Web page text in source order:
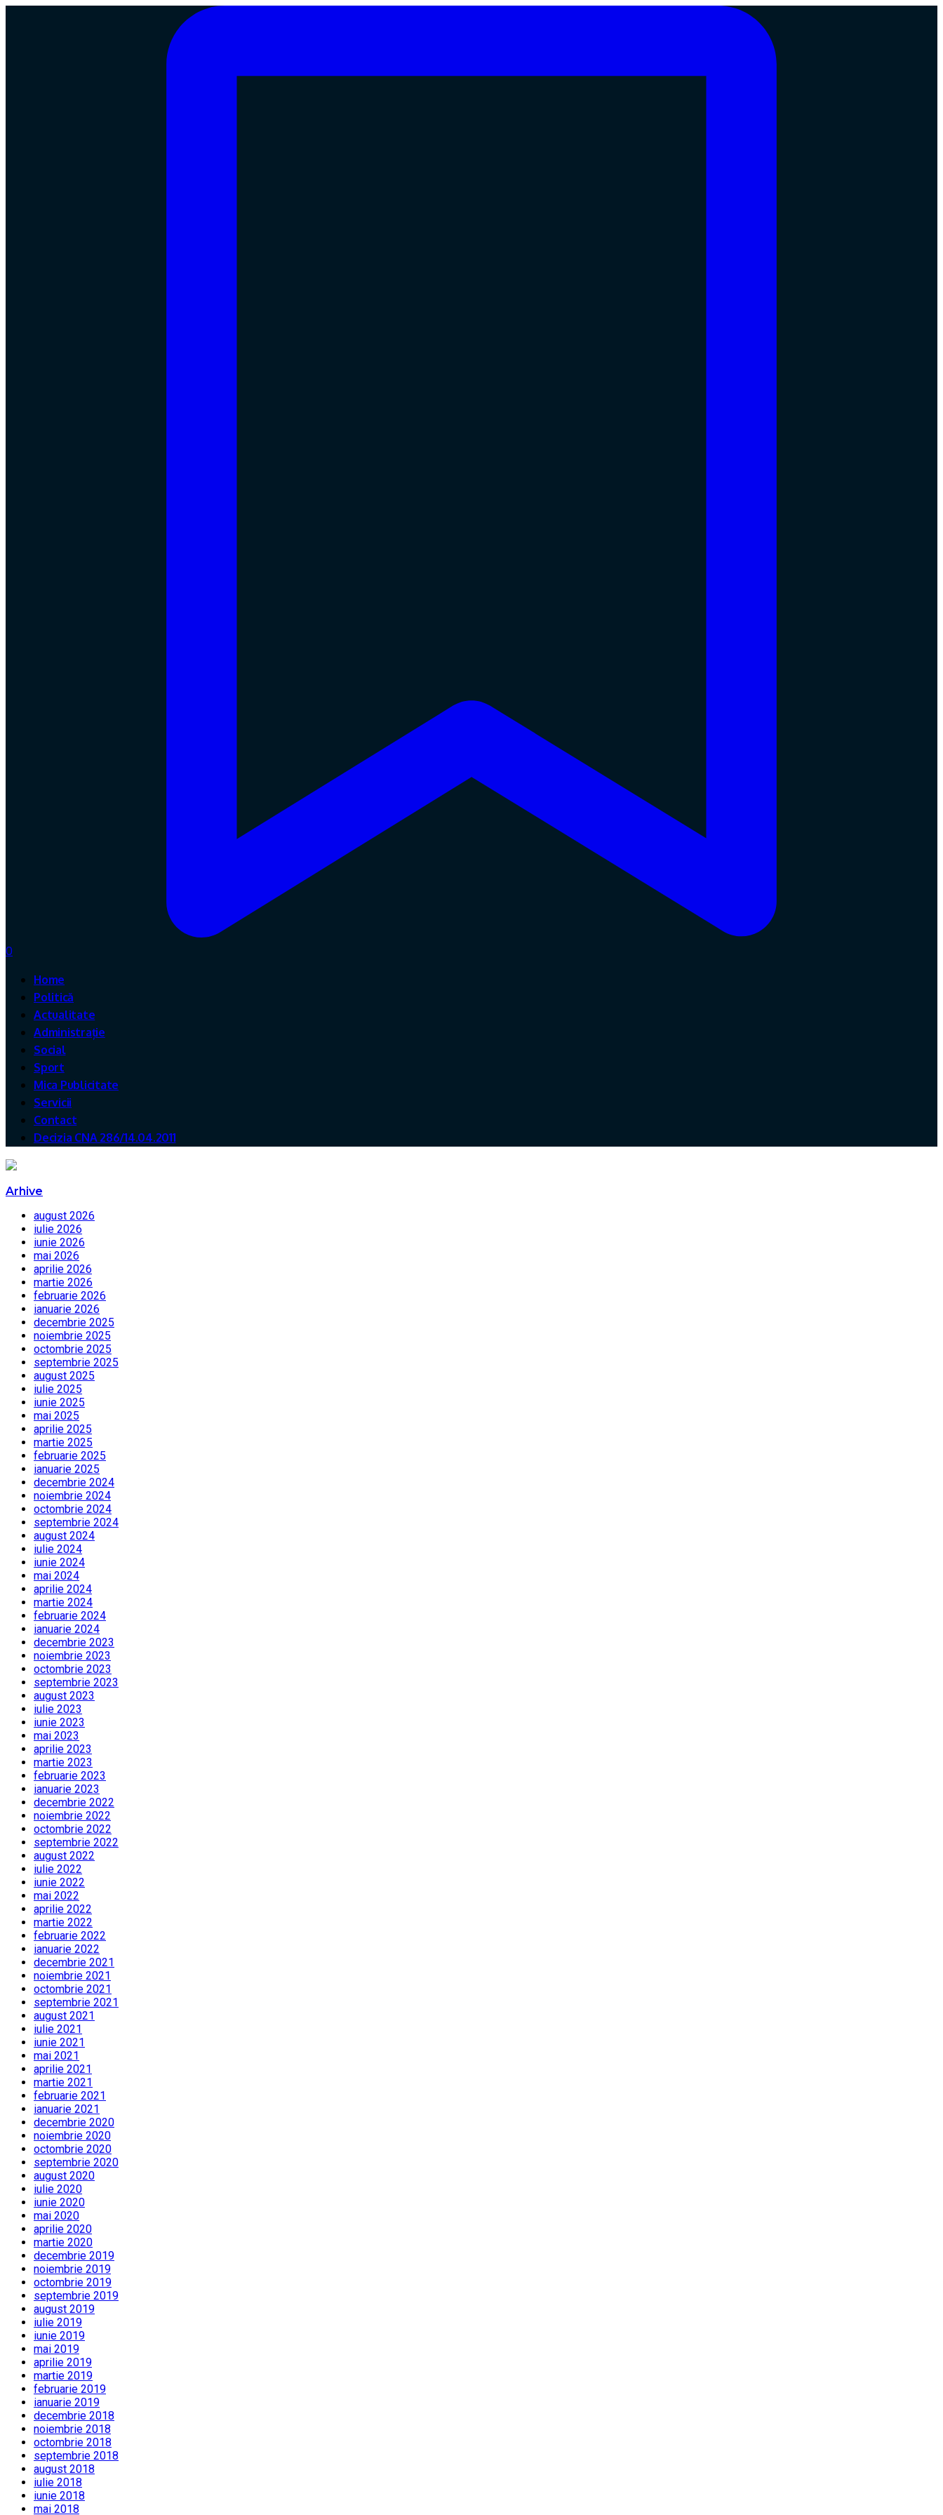
0
Home
Politică
Actualitate
Administrație
Social
Sport
Mica Publicitate
Servicii
Contact
Decizia CNA 286/14.04.2011
Arhive
august 2026
iulie 2026
iunie 2026
mai 2026
aprilie 2026
martie 2026
februarie 2026
ianuarie 2026
decembrie 2025
noiembrie 2025
octombrie 2025
septembrie 2025
august 2025
iulie 2025
iunie 2025
mai 2025
aprilie 2025
martie 2025
februarie 2025
ianuarie 2025
decembrie 2024
noiembrie 2024
octombrie 2024
septembrie 2024
august 2024
iulie 2024
iunie 2024
mai 2024
aprilie 2024
martie 2024
februarie 2024
ianuarie 2024
decembrie 2023
noiembrie 2023
octombrie 2023
septembrie 2023
august 2023
iulie 2023
iunie 2023
mai 2023
aprilie 2023
martie 2023
februarie 2023
ianuarie 2023
decembrie 2022
noiembrie 2022
octombrie 2022
septembrie 2022
august 2022
iulie 2022
iunie 2022
mai 2022
aprilie 2022
martie 2022
februarie 2022
ianuarie 2022
decembrie 2021
noiembrie 2021
octombrie 2021
septembrie 2021
august 2021
iulie 2021
iunie 2021
mai 2021
aprilie 2021
martie 2021
februarie 2021
ianuarie 2021
decembrie 2020
noiembrie 2020
octombrie 2020
septembrie 2020
august 2020
iulie 2020
iunie 2020
mai 2020
aprilie 2020
martie 2020
decembrie 2019
noiembrie 2019
octombrie 2019
septembrie 2019
august 2019
iulie 2019
iunie 2019
mai 2019
aprilie 2019
martie 2019
februarie 2019
ianuarie 2019
decembrie 2018
noiembrie 2018
octombrie 2018
septembrie 2018
august 2018
iulie 2018
iunie 2018
mai 2018